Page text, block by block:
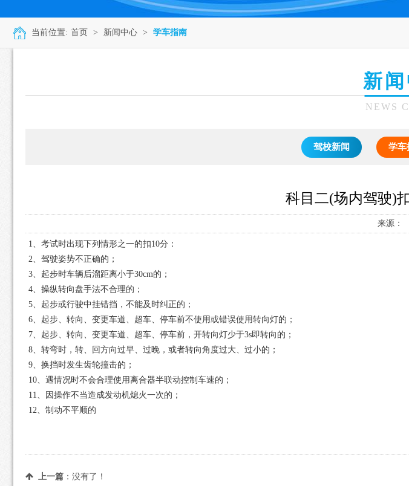
当前位置: 首页 > 新闻中心 > 学车指南
新
NEWS
驾校新闻 学车
科目二(场内驾驶)
来源：
1、考试时出现下列情形之一的扣10分：
2、驾驶姿势不正确的；
3、起步时车辆后溜距离小于30cm的；
4、操纵转向盘手法不合理的；
5、起步或行驶中挂错挡，不能及时纠正的；
6、起步、转向、变更车道、超车、停车前不使用或错误使用转向灯的；
7、起步、转向、变更车道、超车、停车前，开转向灯少于3s即转向的；
8、转弯时，转、回方向过早、过晚，或者转向角度过大、过小的；
9、换挡时发生齿轮撞击的；
10、遇情况时不会合理使用离合器半联动控制车速的；
11、因操作不当造成发动机熄火一次的；
12、制动不平顺的
上一篇：没有了！